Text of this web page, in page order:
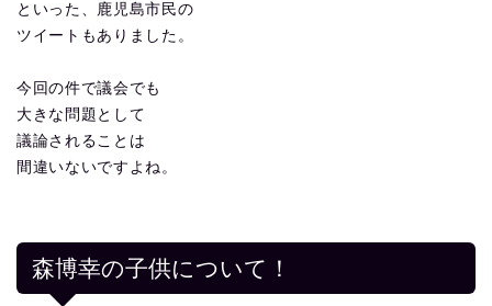
といった、鹿児島市民の
ツイートもありました。
今回の件で議会でも
大きな問題として
議論されることは
間違いないですよね。
森博幸の子供について！